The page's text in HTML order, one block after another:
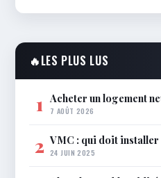
🔥LES PLUS LUS
1 Acheter un logement
7 AOÛT 2026
2 VMC : qui doit installer
24 JUIN 2025